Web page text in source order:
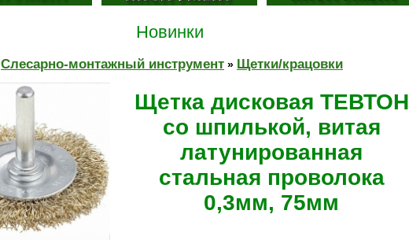
Новинки
Слесарно-монтажный инструмент » Щетки/крацовки
Щетка дисковая ТЕВТОН
со шпилькой, витая
латунированная
стальная проволока
0,3мм, 75мм